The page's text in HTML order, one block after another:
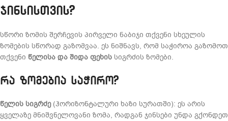
ჯინსისთვის?
სწორი ზომის შერჩევის პირველი ნაბიჯი თქვენი სხეულის
ზომების სწორად გაზომვაა. ეს ნიშნავს, რომ საჭიროა გაზომოთ
თქვენი წელისა და შიდა ფეხის სიგრძის ზომები.
რა ზომებია საჭირო?
წელის სიგრძე(ჰორიზონტალური ხაზი სურათში): ეს არის
ყველაზე მნიშვნელოვანი ზომა, რადგან ჯინსები უნდა გქონდეთ